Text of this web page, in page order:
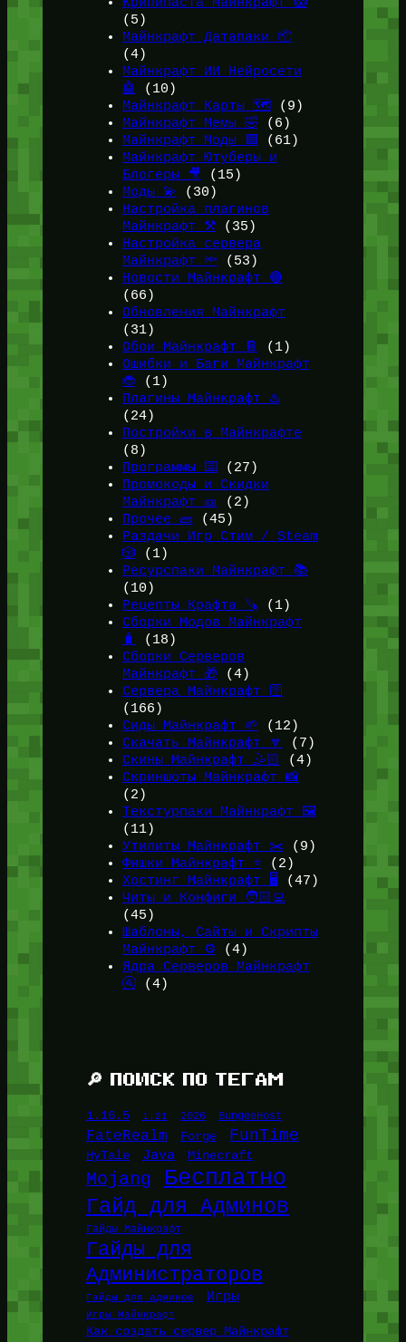
Крипипаста Майнкрафт 😱
(5)
Майнкрафт Датапаки 📦
(4)
Майнкрафт ИИ Нейросети
🤖
(10)
Майнкрафт Карты 🗺️(9)
Майнкрафт Мемы 🤣 (6)
Майнкрафт Моды 🟩 (61)
Майнкрафт Ютуберы и
Блогеры 🎥
(15)
Моды 💫
(30)
Настройка плагинов
Майнкрафт ⚒️(35)
Настройка сервера
Майнкрафт 🔦 (53)
Новости Майнкрафт 🔴
(66)
Обновления Майнкрафт
(31)
Обои Майнкрафт 📔
(1)
Ошибки и Баги Майнкрафт
🐞(1)
Плагины Майнкрафт ♨️
(24)
Постройки в Майнкрафте
(8)
Программы ⌨️(27)
Промокоды и Скидки
Майнкрафт 🎫
(2)
Прочее 🧱 (45)
Раздачи Игр Стим / Steam
🎲 (1)
Ресурспаки Майнкрафт 📚
(10)
Рецепты Крафта 🪚 (1)
Сборки Модов Майнкрафт
🧳
(18)
Сборки Серверов
Майнкрафт 🎁 (4)
Сервера Майнкрафт 🛜
(166)
Сиды Майнкрафт 🌱
(12)
Скачать Майнкрафт 🔽
(7)
Скины Майнкрафт 🤹🏻
(4)
Скриншоты Майнкрафт 📸
(2)
Текстурпаки Майнкрафт 🖼️
(11)
Утилиты Майнкрафт ✂️ (9)
Фишки Майнкрафт ⭐(2)
Хостинг Майнкрафт 🖥️ (47)
Читы и Конфиги 🧑🏻‍💻
(45)
Шаблоны, Сайты и Скрипты
Майнкрафт ⚙️ (4)
Ядра Серверов Майнкрафт
🚰(4)
🔎 ПОИСК ПО ТЕГАМ
1.16.5 1.21 2026 BungeeHost
FateRealm Forge FunTime
HyTale Java Minecraft
Mojang Бесплатно
Гайд для Админов
Гайды Майнкрафт
Гайды для
Администраторов
Гайды для админов Игры
Игры Майнкрафт
Как создать сервер Майнкрафт